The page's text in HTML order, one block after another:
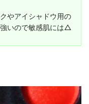
やアイシャドウ用の
いので敏感肌には△